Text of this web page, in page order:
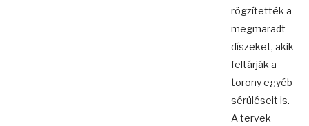
rögzítették a
megmaradt
díszeket, akik
feltárják a
torony egyéb
sérüléseit is.
A tervek